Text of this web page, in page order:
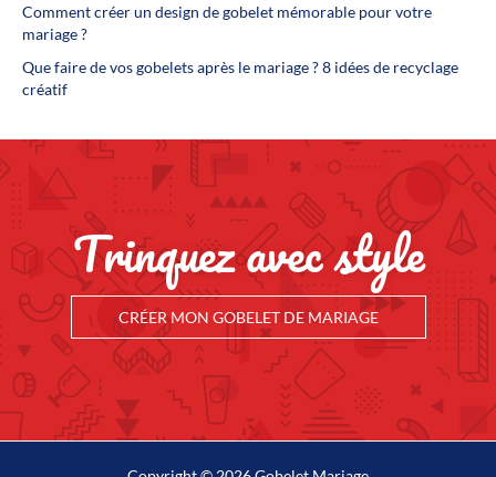
Comment créer un design de gobelet mémorable pour votre
mariage ?
Que faire de vos gobelets après le mariage ? 8 idées de recyclage
créatif
Trinquez avec style
CRÉER MON GOBELET DE MARIAGE